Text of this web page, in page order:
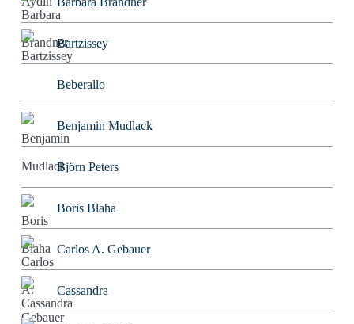
Bartzissey
Beberallo
Benjamin Mudlack
Björn Peters
Boris Blaha
Carlos A. Gebauer
Cassandra